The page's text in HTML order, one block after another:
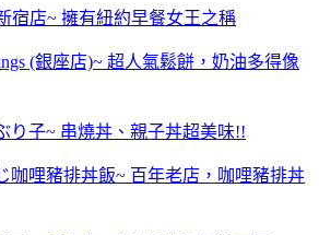
宿店~ 擁有紐約早餐女王之稱
(銀座店)~ 超人氣鬆餅，奶油多得像
り子~ 串燒丼、親子丼超美味!!
咖哩豬排丼飯~ 百年老店，咖哩豬排丼